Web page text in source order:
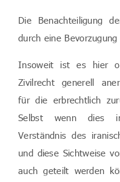
Die Benachteiligung
durch eine
Insoweit ist es hier
Zivilrecht generell
für die erbrechtlich
Selbst wenn dies
Verständnis des
und diese Sichtweise
auch geteilt werden